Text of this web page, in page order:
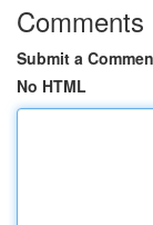
Comments
Submit a
No HTML